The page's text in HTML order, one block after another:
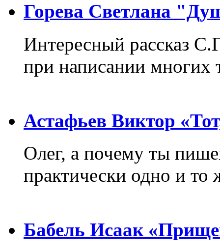
Горева Светлана
Интересный рассказ
при написании многих
Астафьев Виктор
Олег, а почему ты
практически одно и то
Бабель Исаак